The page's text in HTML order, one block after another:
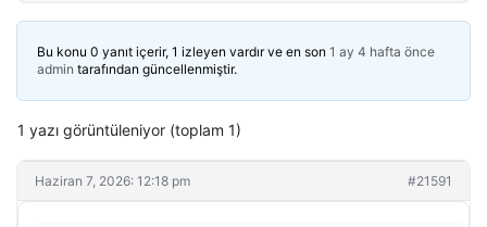
Bu konu 0 yanıt içerir, 1 izleyen vardır ve en son 1 ay 4 hafta önce
admin tarafından güncellenmiştir.
1 yazı görüntüleniyor (toplam 1)
Haziran 7, 2026: 12:18 pm #21591